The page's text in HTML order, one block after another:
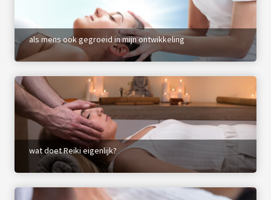
als mens ook gegroeid in mijn ontwikkeling
wat doet Reiki eigenlijk?